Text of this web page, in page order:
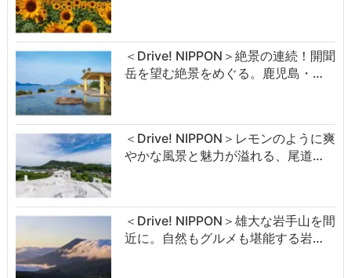
＜Drive! NIPPON＞絶景の連続！開聞
岳を望む絶景をめぐる。鹿児島・…
＜Drive! NIPPON＞レモンのように爽
やかな風景と魅力が溢れる、尾道…
＜Drive! NIPPON＞雄大な岩手山を間
近に。自然もグルメも堪能する岩…